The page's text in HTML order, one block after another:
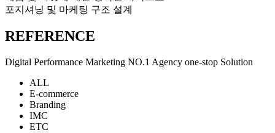
포지셔닝 및 마케팅 구조 설계
REFERENCE
Digital Performance Marketing NO.1 Agency one-stop Solution
ALL
E-commerce
Branding
IMC
ETC